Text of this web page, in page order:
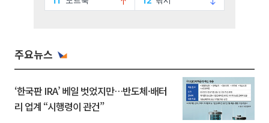
주요뉴스
‘한국판 IRA’ 베일 벗었지만…반도체·배터
리 업계 “시행령이 관건”